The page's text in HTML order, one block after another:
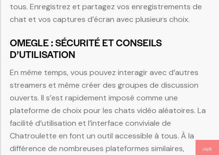
tous. Enregistrez et partagez vos enregistrements de
chat et vos captures d’écran avec plusieurs choix.
OMEGLE : SÉCURITÉ ET CONSEILS
D’UTILISATION
En même temps, vous pouvez interagir avec d’autres
streamers et même créer des groupes de discussion
ouverts. Il s’est rapidement imposé comme une
plateforme de choix pour les chats vidéo aléatoires. La
facilité d’utilisation et l’interface conviviale de
Chatroulette en font un outil accessible à tous. À la
différence de nombreuses plateformes similaires,
INR